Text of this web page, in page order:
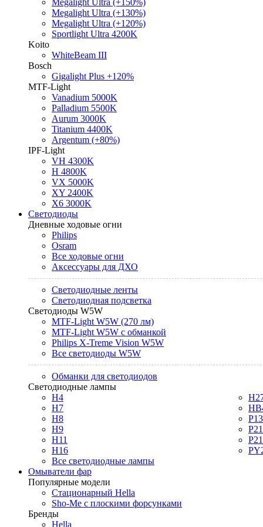
Megalight Ultra (+150%)
Megalight Ultra (+130%)
Megalight Ultra (+120%)
Sportlight Ultra 4200K
Koito
WhiteBeam III
Bosch
Gigalight Plus +120%
MTF-Light
Vanadium 5000K
Palladium 5500K
Aurum 3000K
Titanium 4400K
Argentum (+80%)
IPF-Light
VH 4300K
H 4800K
VX 5000K
XY 2400K
X6 3000K
Светодиоды
Дневные ходовые огни
Philips
Osram
Все ходовые огни
Аксессуары для ДХО
Светодиодные ленты
Светодиодная подсветка
Светодиоды W5W
MTF-Light W5W (270 лм)
MTF-Light W5W с обманкой
Philips X-Treme Vision W5W
Все светодиоды W5W
Обманки для светодиодов
Светодиодные лампы
H4
H7
H8
H9
H11
H16
Все светодиодные лампы
Омыватели фар
Популярные модели
Стационарный Hella
Sho-Me с плоскими форсунками
Бренды
Hella